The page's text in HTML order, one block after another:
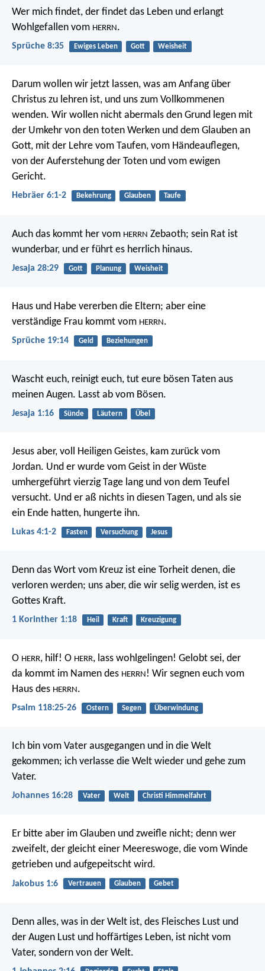
Wer mich findet, der findet das Leben und erlangt
Wohlgefallen vom HERRN .
Sprüche 8:35 Ewiges Leben Gott Weisheit
Darum wollen wir jetzt lassen, was am Anfang über
Christus zu lehren ist, und uns zum Vollkommenen
wenden. Wir wollen nicht abermals den Grund legen mit
der Umkehr von den toten Werken und dem Glauben an
Gott, mit der Lehre vom Taufen, vom Händeauflegen,
von der Auferstehung der Toten und vom ewigen
Gericht.
Hebräer 6:1-2 Bekehrung Glauben Taufe
Auch das kommt her vom HERRN Zebaoth; sein Rat ist
wunderbar, und er führt es herrlich hinaus.
Jesaja 28:29 Gott Planung Weisheit
Haus und Habe vererben die Eltern; aber eine
verständige Frau kommt vom HERRN.
Sprüche 19:14 Geld Beziehungen
Wascht euch, reinigt euch, tut eure bösen Taten aus
meinen Augen. Lasst ab vom Bösen.
Jesaja 1:16 Sünde Läutern Übel
Jesus aber, voll Heiligen Geistes, kam zurück vom
Jordan. Und er wurde vom Geist in der Wüste
umhergeführt vierzig Tage lang und von dem Teufel
versucht. Und er aß nichts in diesen Tagen, und als sie
ein Ende hatten, hungerte ihn.
Lukas 4:1-2 Fasten Versuchung Jesus
Denn das Wort vom Kreuz ist eine Torheit denen, die
verloren werden; uns aber, die wir selig werden, ist es
Gottes Kraft.
1 Korinther 1:18 Heil Kraft Kreuzigung
O HERR, hilf! O HERR, lass wohlgelingen! Gelobt sei, der
da kommt im Namen des HERRN ! Wir segnen euch vom
Haus des HERRN.
Psalm 118:25-26 Ostern Segen Überwindung
Ich bin vom Vater ausgegangen und in die Welt
gekommen; ich verlasse die Welt wieder und gehe zum
Vater.
Johannes 16:28 Vater Welt Christi Himmelfahrt
Er bitte aber im Glauben und zweifle nicht; denn wer
zweifelt, der gleicht einer Meereswoge, die vom Winde
getrieben und aufgepeitscht wird.
Jakobus 1:6 Vertrauen Glauben Gebet
Denn alles, was in der Welt ist, des Fleisches Lust und
der Augen Lust und hoffärtiges Leben, ist nicht vom
Vater, sondern von der Welt.